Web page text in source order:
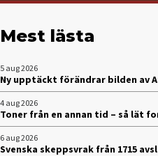
Mest lästa
5 aug 2026
Ny upptäckt förändrar bilden av
4 aug 2026
Toner från en annan tid – så lät
6 aug 2026
Svenska skeppsvrak från 1715